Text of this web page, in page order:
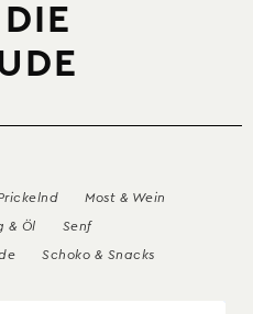
Most & Wein
& Öl Senf
Schoko & Snacks